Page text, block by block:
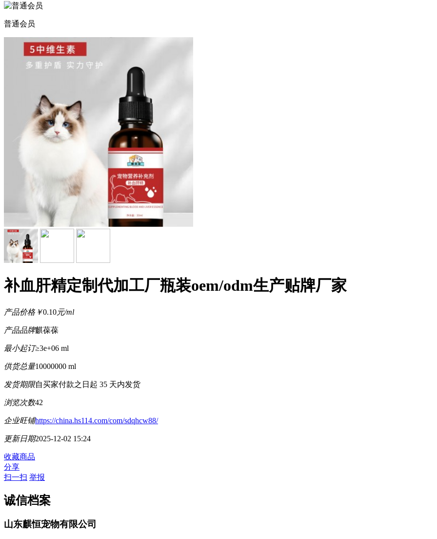
普通会员
补血肝精定制代加工厂瓶装oem/odm生产贴牌厂家
产品价格￥0.10元/ml
产品品牌麒葆葆
最小起订≥3e+06 ml
供货总量10000000 ml
发货期限自买家付款之日起 35 天内发货
浏览次数42
企业旺铺https://china.hs114.com/com/sdqhcw88/
更新日期2025-12-02 15:24
收藏商品
分享
扫一扫 举报
诚信档案
山东麒恒宠物有限公司